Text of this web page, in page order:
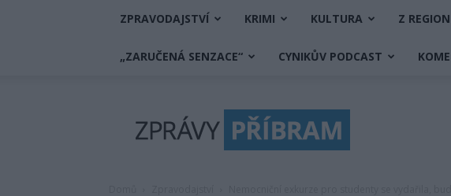
ZPRAVODAJSTVÍ KRIMI KULTURA Z
„ZARUČENÁ SENZACE“ CYNIKŮV PODCAST
Příbram